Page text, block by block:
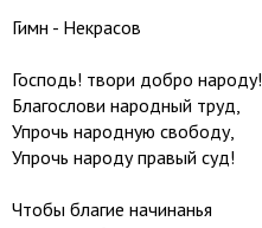
Гимн - Некрасов
Господь! твори добро народу!
Благослови народный труд,
Упрочь народную свободу,
Упрочь народу правый суд!
Чтобы благие начинанья